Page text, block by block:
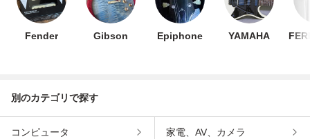
Fender Gibson Epiphone YAMAHA
別のカテゴリで探す
コンピュータ 家電、AV、カメラ